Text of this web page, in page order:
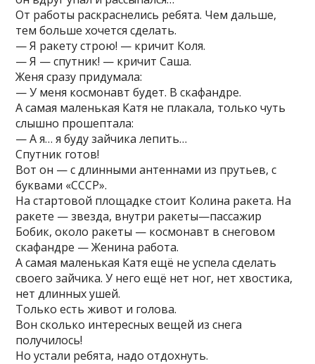
От работы раскраснелись ребята. Чем дальше,
тем больше хочется сделать.
— Я ракету строю! — кричит Коля.
— Я — спутник! — кричит Саша.
Женя сразу придумала:
— У меня космонавт будет. В скафандре.
А самая маленькая Катя не плакала, только чуть
слышно прошептала:
— А я… я буду зайчика лепить…
Спутник готов!
Вот он — с длинными антеннами из прутьев, с
буквами «СССР».
На стартовой площадке стоит Колина ракета. На
ракете — звезда, внутри ракеты—пассажир
Бобик, около ракеты — космонавт в снеговом
скафандре — Женина работа.
А самая маленькая Катя ещё не успела сделать
своего зайчика. У него ещё нет ног, нет хвостика,
нет длинных ушей.
Только есть живот и голова.
Вон сколько интересных вещей из снега
получилось!
Но устали ребята, надо отдохнуть.